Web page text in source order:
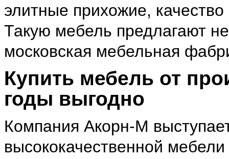
элитные прихожие,
Такую мебель предлагают
московская мебельная
Купить мебель от
годы выгодно
Компания Акорн-М
высококачественной